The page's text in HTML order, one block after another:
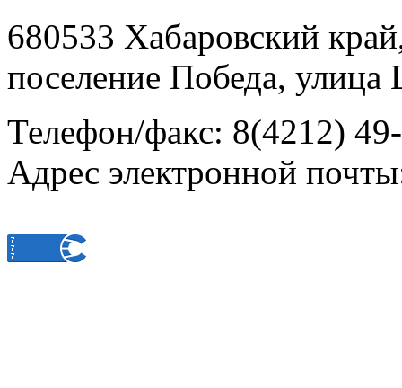
680533 Хабаровский
поселение Победа, улица
Телефон/факс: 8(4212)
Адрес электронной